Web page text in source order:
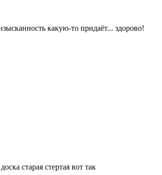
какую-то придаёт... здорово!
старая стертая вот так